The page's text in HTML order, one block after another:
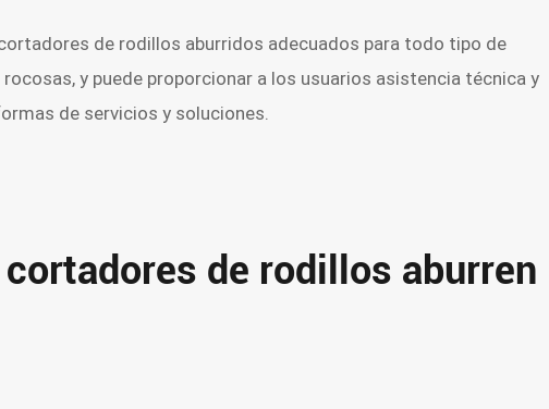
de rodillos aburridos adecuados para todo tipo de
y puede proporcionar a los usuarios asistencia técnica y
de servicios y soluciones.
de rodillos aburren